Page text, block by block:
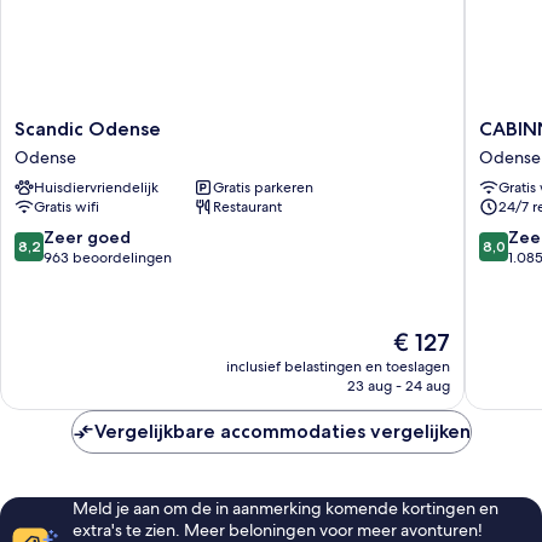
Scandic
Odense
Odense
Scandic Odense
Odense
Huisdiervriendelijk
Gratis parkeren
Gratis wifi
Restaurant
8.2
van
8,2 Zeer goed
963 beoordelingen
De
prijs
€ 127
inclusief belastingen en toeslagen
23 aug - 24 aug
CABINN
Odense
Hotel
Odense
Odense
Gratis
24/7
8.0
van
8,0
Vergelijkbare accommodaties vergelijken
Meld je aan om de in aanmerking komende kortingen en
extra's te zien. Meer beloningen voor meer avonturen!